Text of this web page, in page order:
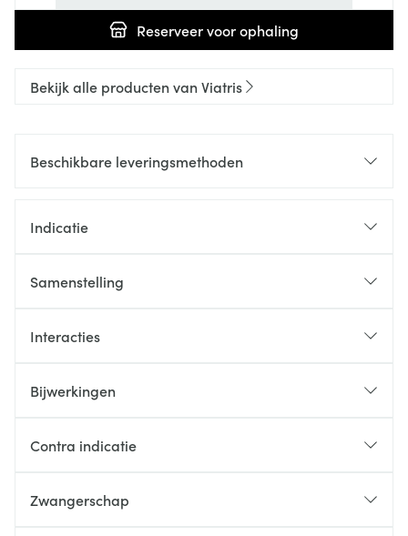
Reserveervoor ophaling
Bekijk alle producten van Viatris
Beschikbare leveringsmethoden
Indicatie
Samenstelling
Interacties
Bijwerkingen
Contra indicatie
Zwangerschap